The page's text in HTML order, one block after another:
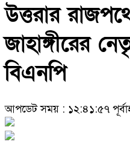
উত্তরার
জাহাঙ্গীরের
বিএনপি
আপডেট সময় : ১২:৪১:৫৭